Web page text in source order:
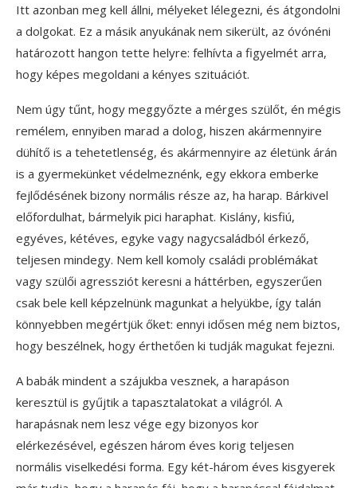
Itt azonban meg kell állni, mélyeket lélegezni, és átgondolni
a dolgokat. Ez a másik anyukának nem sikerült, az óvónéni
határozott hangon tette helyre: felhívta a figyelmét arra,
hogy képes megoldani a kényes szituációt.
Nem úgy tűnt, hogy meggyőzte a mérges szülőt, én mégis
remélem, ennyiben marad a dolog, hiszen akármennyire
dühítő is a tehetetlenség, és akármennyire az életünk árán
is a gyermekünket védelmeznénk, egy ekkora emberke
fejlődésének bizony normális része az, ha harap. Bárkivel
előfordulhat, bármelyik pici haraphat. Kislány, kisfiú,
egyéves, kétéves, egyke vagy nagycsaládból érkező,
teljesen mindegy. Nem kell komoly családi problémákat
vagy szülői agressziót keresni a háttérben, egyszerűen
csak bele kell képzelnünk magunkat a helyükbe, így talán
könnyebben megértjük őket: ennyi idősen még nem biztos,
hogy beszélnek, hogy érthetően ki tudják magukat fejezni.
A babák mindent a szájukba vesznek, a harapáson
keresztül is gyűjtik a tapasztalatokat a világról. A
harapásnak nem lesz vége egy bizonyos kor
elérkezésével, egészen három éves korig teljesen
normális viselkedési forma. Egy két-három éves kisgyerek